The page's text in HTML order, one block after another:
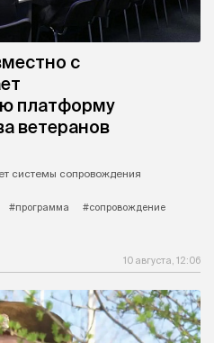
с
платформу
ветеранов
системы сопровождения
#программа
#сопровождение
10 августа, 12:06